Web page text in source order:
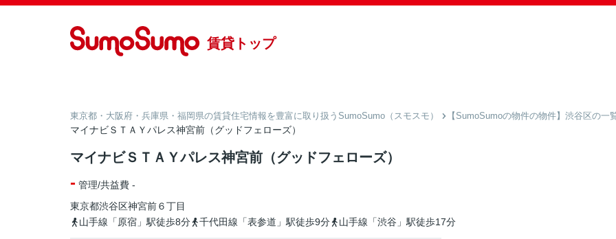
賃貸トップ
東京都・大阪府・兵庫県・福岡県の賃貸住宅情報を豊富に取り扱うSumoSumo（スモスモ） 【SumoSumoの物件の物件】渋谷区の一
マイナビＳＴＡＹパレス神宮前（グッドフェローズ）
マイナビＳＴＡＹパレス神宮前（グッドフェローズ）
- 管理/共益費 -
東京都渋谷区神宮前６丁目
山手線「原宿」駅徒歩8分
千代田線「表参道」駅徒歩9分 山手線「渋谷」駅徒歩17分